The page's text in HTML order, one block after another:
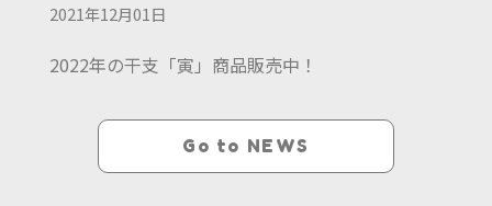
2021年12月01日
2022年の干支「寅」商品販売中！
Go to NEWS